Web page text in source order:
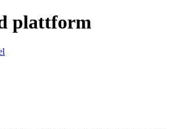
plattform